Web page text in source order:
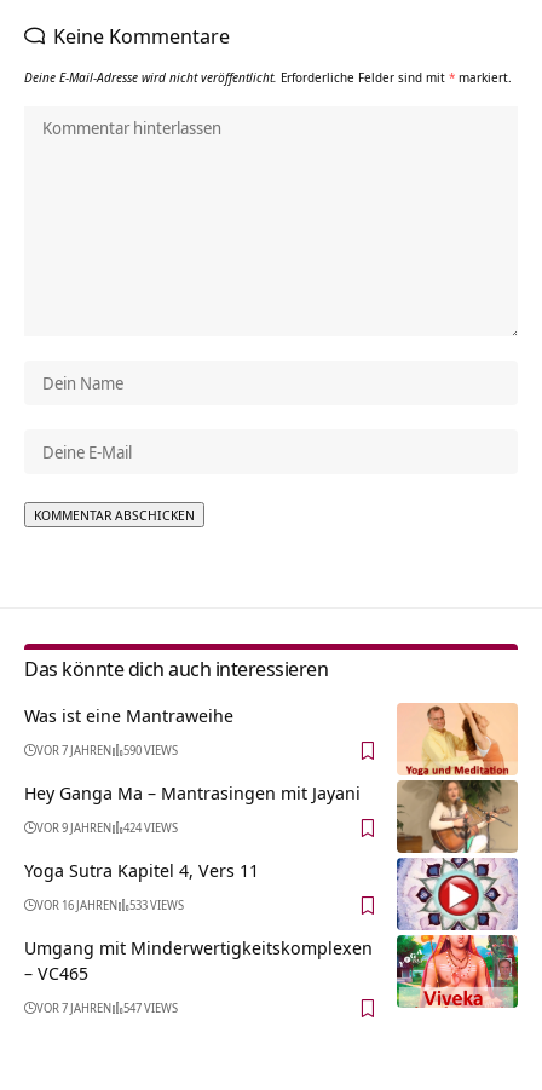
Keine Kommentare
Deine E-Mail-Adresse wird nicht veröffentlicht. Erforderliche Felder sind mit * markiert.
Das könnte dich auch interessieren
Was ist eine Mantraweihe
VOR 7 JAHREN 590 VIEWS
Hey Ganga Ma – Mantrasingen mit Jayani
VOR 9 JAHREN 424 VIEWS
Yoga Sutra Kapitel 4, Vers 11
VOR 16 JAHREN 533 VIEWS
Umgang mit Minderwertigkeitskomplexen
– VC465
VOR 7 JAHREN 547 VIEWS